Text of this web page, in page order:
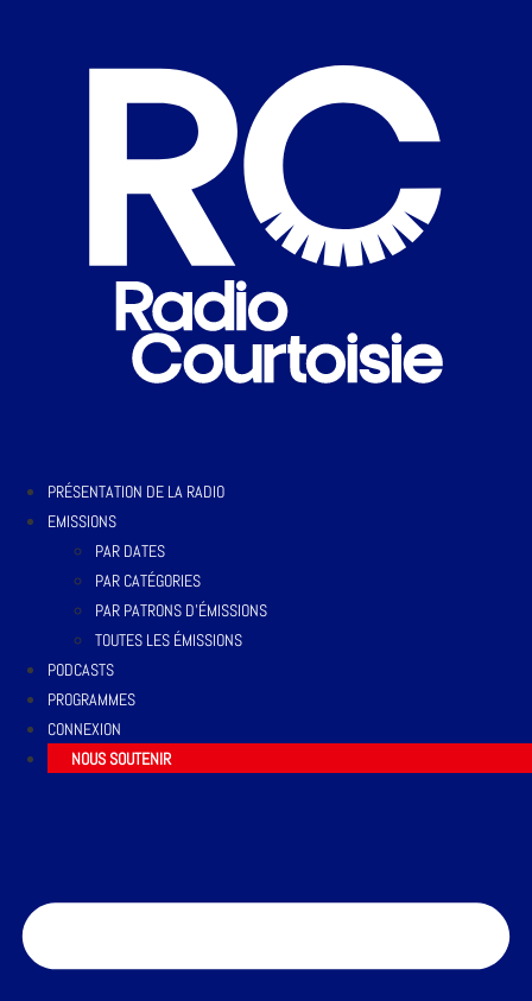
PRÉSENTATION DE LA RADIO
EMISSIONS
PAR DATES
PAR CATÉGORIES
PAR PATRONS D’ÉMISSIONS
TOUTES LES ÉMISSIONS
PODCASTS
PROGRAMMES
CONNEXION
NOUS SOUTENIR